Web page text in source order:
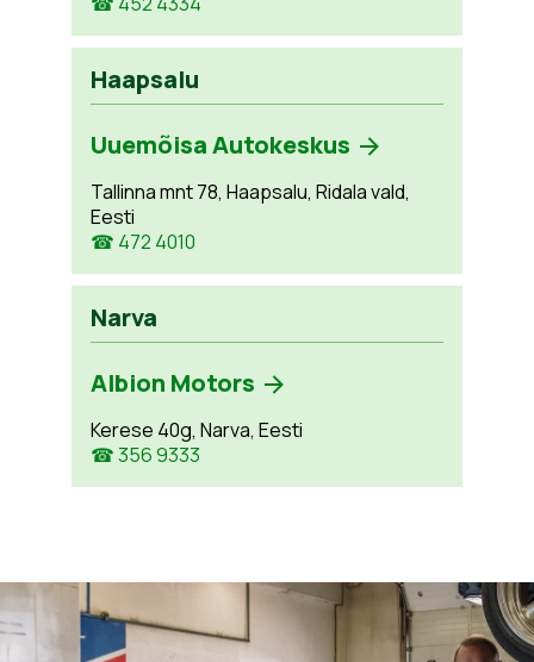
Haapsalu
Uuemõisa Autokeskus
Tallinna mnt 78, Haapsalu, Ridala vald,
Eesti
☎ 472 4010
Narva
Albion Motors
Kerese 40g, Narva, Eesti
☎ 356 9333